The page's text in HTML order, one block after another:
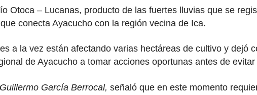
Otoca – Lucanas, producto de las fuertes lluvias que se
conecta Ayacucho con la región vecina de Ica.
a la vez están afectando varias hectáreas de cultivo y
de Ayacucho a tomar acciones oportunas antes de
García Berrocal, señaló que en este momento